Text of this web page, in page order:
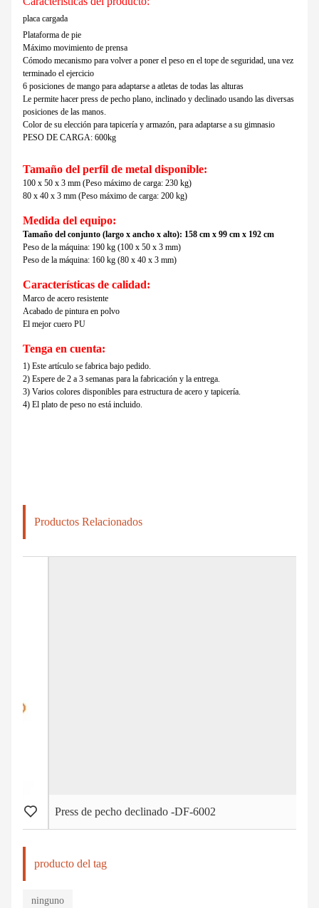
placa cargada
Plataforma de pie
Máximo movimiento de prensa
Cómodo mecanismo para volver a poner el peso en el tope de seguridad, una vez
terminado el ejercicio
6 posiciones de mango para adaptarse a atletas de todas las alturas
Le permite hacer press de pecho plano, inclinado y declinado usando las diversas
posiciones de las manos.
Color de su elección para tapicería y armazón, para adaptarse a su gimnasio
PESO DE CARGA: 600kg
Tamaño del perfil de metal disponible:
100 x 50 x 3 mm (Peso máximo de carga: 230 kg)
80 x 40 x 3 mm (Peso máximo de carga: 200 kg)
Medida del equipo:
Tamaño del conjunto (largo x ancho x alto): 158 cm x 99 cm x 192 cm
Peso de la máquina: 190 kg (100 x 50 x 3 mm)
Peso de la máquina: 160 kg (80 x 40 x 3 mm)
Características de calidad:
Marco de acero resistente
Acabado de pintura en polvo
El mejor cuero PU
Tenga en cuenta:
1) Este artículo se fabrica bajo pedido.
2) Espere de 2 a 3 semanas para la fabricación y la entrega.
3) Varios colores disponibles para estructura de acero y tapicería.
4) El plato de peso no está incluido.
Productos Relacionados
Press de pecho declinado -DF-6002
producto del tag
ninguno